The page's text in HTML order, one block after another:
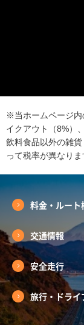
※当ホームページ内
イクアウト（8%）
飲料食品以外の雑
って税率が異なり
料金・ルート
交通情報
安全走行
旅行・ドライ